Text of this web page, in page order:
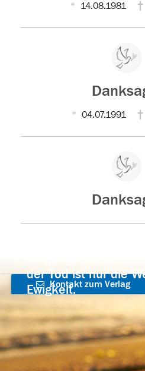
14.08.1981
04.07.1991
der Tod ist nur die
Ewigkeit.
Kontakt zum Verlag
aufnehmen